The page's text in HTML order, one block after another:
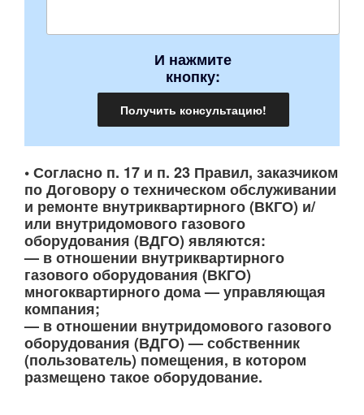
И нажмите
кнопку:
• Согласно п. 17 и п. 23 Правил, заказчиком
по Договору о техническом обслуживании
и ремонте внутриквартирного (ВКГО) и/
или внутридомового газового
оборудования (ВДГО) являются:
— в отношении внутриквартирного
газового оборудования (ВКГО)
многоквартирного дома — управляющая
компания;
— в отношении внутридомового газового
оборудования (ВДГО) — собственник
(пользователь) помещения, в котором
размещено такое оборудование.